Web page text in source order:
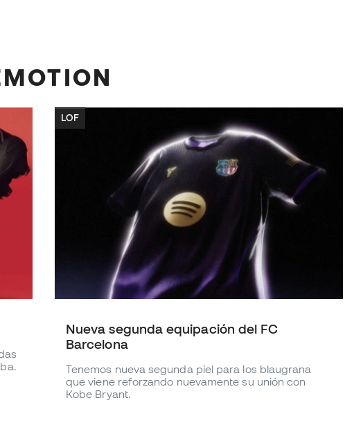
LOF
Nueva segunda equipación del FC
Barcelona
Tenemos nueva segunda piel para los blaugrana
que viene reforzando nuevamente su unión con
Kobe Bryant.